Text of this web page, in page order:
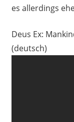
es allerdings
Deus Ex:
(deutsch)